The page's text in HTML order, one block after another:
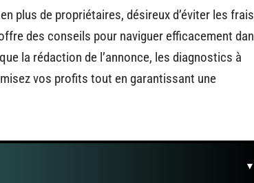
plus de propriétaires, désireux d’éviter les frais
des conseils pour naviguer efficacement
la rédaction de l’annonce, les diagnostics à
vos profits tout en garantissant une